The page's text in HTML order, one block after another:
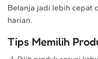
Belanja jadi lebih cepat
harian.
Tips Memilih